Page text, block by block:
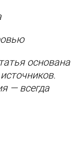
основана
— всегда